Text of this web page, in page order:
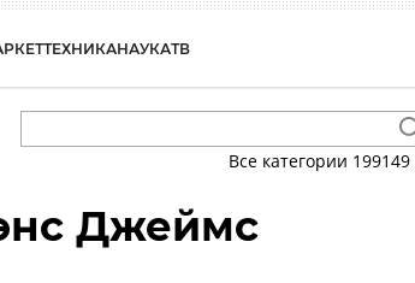
ТЕХНИКАНАУКАТВ
Все категории 199149
Джеймс